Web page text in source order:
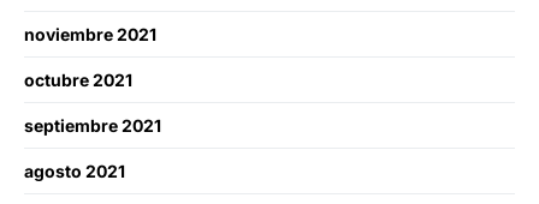
noviembre 2021
octubre 2021
septiembre 2021
agosto 2021